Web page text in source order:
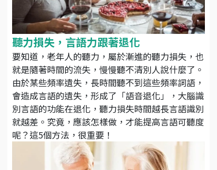
聽力損失，言語力跟著退化
要知道，老年人的聽力，屬於漸進的聽力損失，也
就是隨著時間的流失，慢慢聽不清別人說什麼了。
由於某些頻率遺失，長時間聽不到這些頻率詞語，
會造成言語的遺失，形成了「語音退化」，大腦識
別言語的功能在退化，聽力損失時間越長言語識別
就越差。究竟，應該怎樣做，才能提高言語可聽度
呢？這5個方法，很重要！